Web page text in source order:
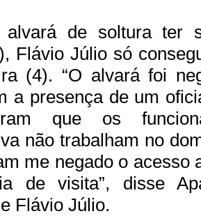
alvará de soltura ter
Flávio Júlio só
(4). “O alvará foi
a presença de um
que os
não trabalham no
me negado o acesso
de visita”, disse
Flávio Júlio.